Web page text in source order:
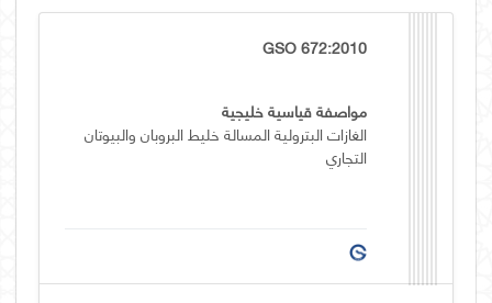
GSO 672:2010
مواصفة قياسية خليجية
الغازات البترولية المسالة خليط البروبان والبيوتان
التجاري